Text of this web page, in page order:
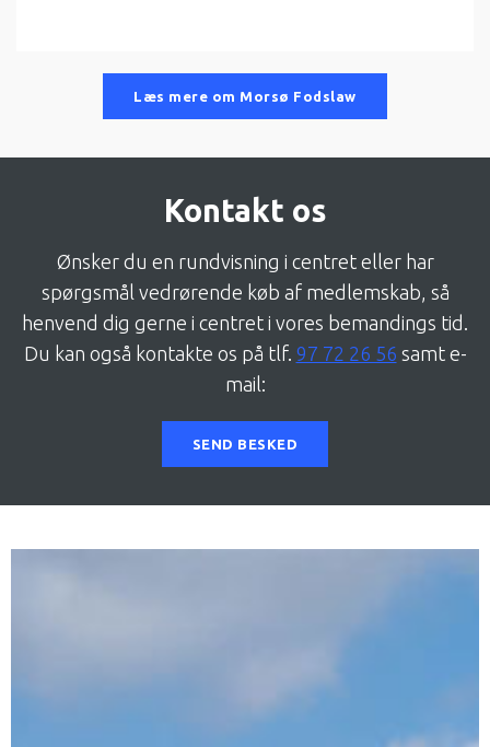
Læs mere om Morsø Fodslaw
Kontakt os
Ønsker du en rundvisning i centret eller har
spørgsmål vedrørende køb af medlemskab, så
henvend dig gerne i centret i vores bemandings tid.
Du kan også kontakte os på tlf. 97 72 26 56 samt e-
mail:
SEND BESKED